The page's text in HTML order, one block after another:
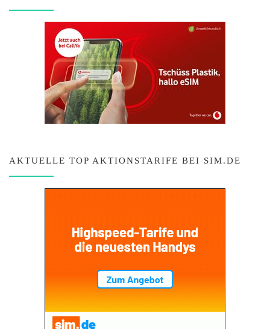
AKTUELLE TOP AKTIONSTARIFE BEI SIM.DE